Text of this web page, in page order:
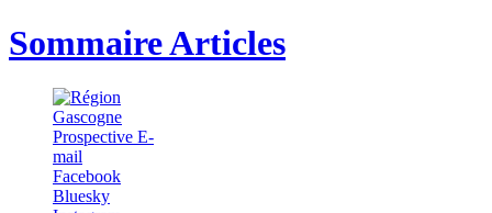
Sommaire Articles